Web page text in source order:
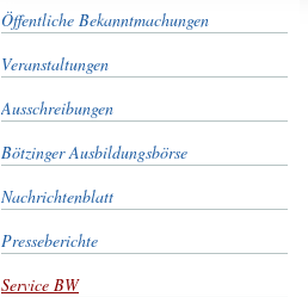
Öffentliche Bekanntmachungen
Veranstaltungen
Ausschreibungen
Bötzinger Ausbildungsbörse
Nachrichtenblatt
Presseberichte
Service BW